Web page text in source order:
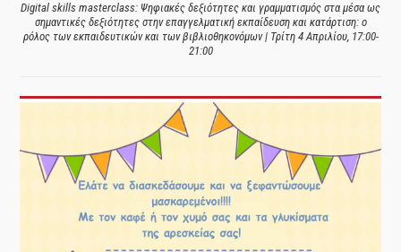
Digital skills masterclass: Ψηφιακές δεξιότητες και γραμματισμός στα μέσα ως
σημαντικές δεξιότητες στην επαγγελματική εκπαίδευση και κατάρτιση: ο
ρόλος των εκπαιδευτικών και των βιβλιοθηκονόμων | Τρίτη 4 Απριλίου, 17:00-
21:00